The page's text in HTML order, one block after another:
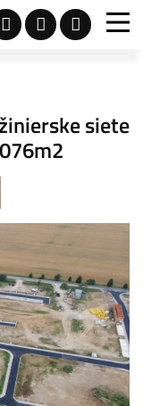
siete